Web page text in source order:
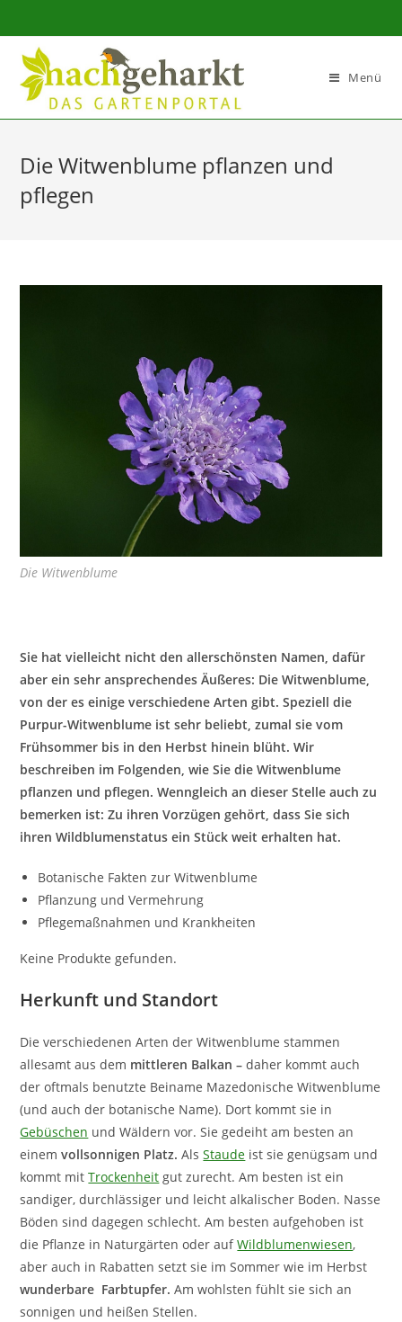
Sidebar-
Inhalt
Menü
Die Witwenblume pflanzen und
pflegen
Die Witwenblume
Sie hat vielleicht nicht den allerschönsten Namen, dafür
aber ein sehr ansprechendes Äußeres: Die Witwenblume,
von der es einige verschiedene Arten gibt. Speziell die
Purpur-Witwenblume ist sehr beliebt, zumal sie vom
Frühsommer bis in den Herbst hinein blüht. Wir
beschreiben im Folgenden, wie Sie die Witwenblume
pflanzen und pflegen. Wenngleich an dieser Stelle auch zu
bemerken ist: Zu ihren Vorzügen gehört, dass Sie sich
ihren Wildblumenstatus ein Stück weit erhalten hat.
Botanische Fakten zur Witwenblume
Pflanzung und Vermehrung
Pflegemaßnahmen und Krankheiten
Keine Produkte gefunden.
Herkunft und Standort
Die verschiedenen Arten der Witwenblume stammen
allesamt aus dem mittleren Balkan – daher kommt auch
der oftmals benutzte Beiname Mazedonische Witwenblume
(und auch der botanische Name). Dort kommt sie in
Gebüschen und Wäldern vor. Sie gedeiht am besten an
einemvollsonnigen Platz. AlsStaude ist sie genügsam und
kommt mitTrockenheit gut zurecht. Am besten ist ein
sandiger, durchlässiger und leicht alkalischer Boden. Nasse
Böden sind dagegen schlecht. Am besten aufgehoben ist
die Pflanze in Naturgärten oder aufWildblumenwiesen,
aber auch in Rabatten setzt sie im Sommer wie im Herbst
wunderbare Farbtupfer. Am wohlsten fühlt sie sich an
sonnigen und heißen Stellen.